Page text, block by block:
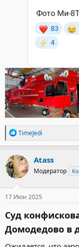
Р
е
а
к
ц
и
и
:
TimeJedi
Atass
Модератор
17 Июн 2025
Суд
Домодедово в